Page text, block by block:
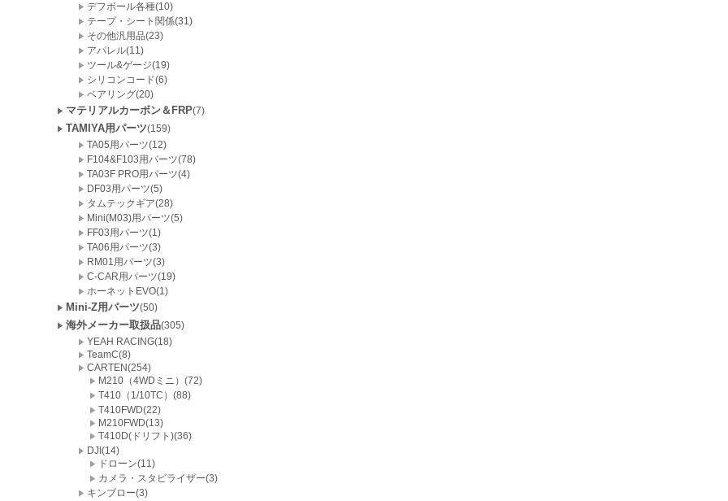
デフボール各種(10)
テープ・シート関係(31)
その他汎用品(23)
アパレル(11)
ツール&ゲージ(19)
シリコンコード(6)
ベアリング(20)
マテリアルカーボン＆FRP(7)
TAMIYA用パーツ(159)
TA05用パーツ(12)
F104&F103用パーツ(78)
TA03F PRO用パーツ(4)
DF03用パーツ(5)
タムテックギア(28)
Mini(M03)用パーツ(5)
FF03用パーツ(1)
TA06用パーツ(3)
RM01用パーツ(3)
C-CAR用パーツ(19)
ホーネットEVO(1)
Mini-Z用パーツ(50)
海外メーカー取扱品(305)
YEAH RACING(18)
TeamC(8)
CARTEN(254)
M210（4WDミニ）(72)
T410（1/10TC）(88)
T410FWD(22)
M210FWD(13)
T410D(ドリフト)(36)
DJI(14)
ドローン(11)
カメラ・スタビライザー(3)
キンブロー(3)